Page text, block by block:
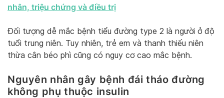
nhân, triệu chứng và điều trị
Đối tượng dễ mắc bệnh tiểu đường type 2 là người ở độ
tuổi trung niên. Tuy nhiên, trẻ em và thanh thiếu niên
thừa cân béo phì cũng có nguy cơ cao mắc bệnh.
Nguyên nhân gây bệnh đái tháo đường
không phụ thuộc insulin